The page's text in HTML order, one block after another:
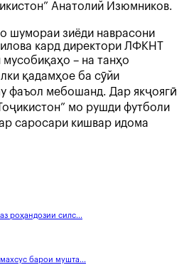
Анатолий Изюмников.
шумораи зиёди наврасони
кард директори ЛФКНТ
– на танҳо
қадамҳое ба сӯйи
фаъол мебошанд. Дар якҷоягӣ
мо рушди футболи
саросари кишвар идома
роҳандозии силс...
барои мушта...